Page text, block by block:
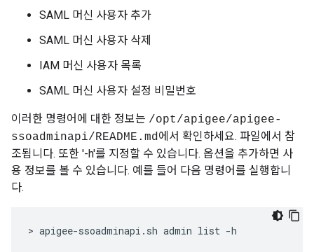
SAML 머신 사용자 추가
SAML 머신 사용자 삭제
IAM 머신 사용자 목록
SAML 머신 사용자 설정 비밀번호
이러한 명령어에 대한 정보는 /opt/apigee/apigee-
ssoadminapi/README.md에서 확인하세요. 파일에서 참
조됩니다. 또한 '-h'를 지정할 수 있습니다. 옵션을 추가하면 사
용 정보를 볼 수 있습니다. 예를 들어 다음 명령어를 실행합니
다.
> apigee-ssoadminapi.sh admin list -h